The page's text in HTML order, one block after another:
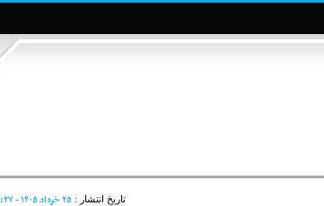
تاریخ انتشار :۲۵ خرداد ۱۴۰۵ - ۲۱:۲۷